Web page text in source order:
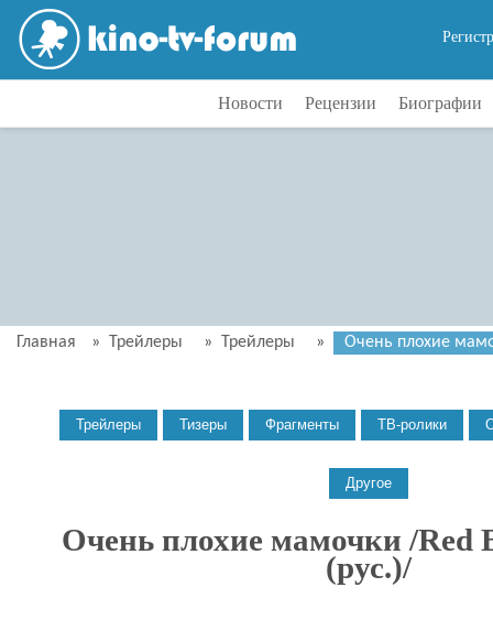
Новости Рецензии Биографии
Главная » Трейлеры » Трейлеры » Очень плохие
Очень плохие мамочки /Red
(рус.)/